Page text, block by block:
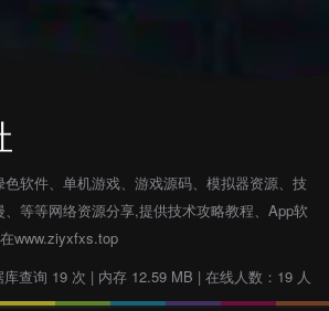
软件、单机游戏、游戏源码、模拟器资源、技
等等网络资源分享,提供技术攻略教程、App软
www.ziyxfxs.top
查询 19 次 | 内存 12.59 MB | 在线人数：19 人